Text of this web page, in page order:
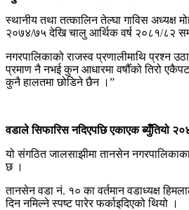
स्थानीय तथा तत्कालिन तेल्घा गाविस
२०७४/७५ देखि चालु आर्थिक वर्ष २०८१/८२
नगरपालिकाको राजस्व प्रणालीमाथि प्रश्न
प्रमाण नै नभई कुन आधारमा वर्षौँको तिरो
कुनै हालतमा छोडिने छैन ।”
वडाले सिफारिस नदिएपछि एकाएक ब्युँतियो
यो संगठित जालसाझीमा तानसेन
छ ।
तानसेन वडा नं. १० का वर्तमान वडाध्यक्ष
दिन नमिल्ने स्पष्ट पारेर फर्काइदिएको थियो ।